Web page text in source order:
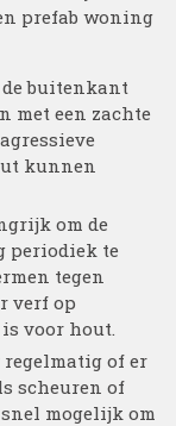
prefab woning
buitenkant
met een zachte
kunnen
om de
periodiek te
tegen
verf op
voor hout.
regelmatig of er
scheuren of
snel mogelijk om